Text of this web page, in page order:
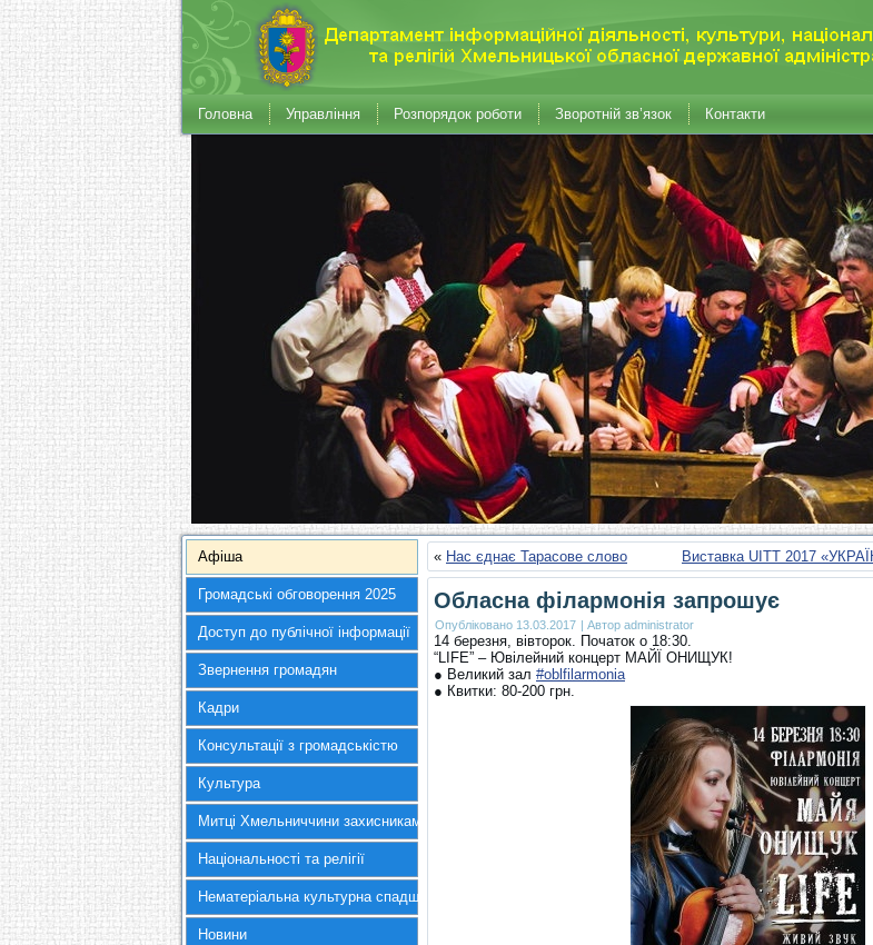
Головна Управління Розпорядок роботи Зворотній зв’язок Контакти
Афіша
Громадські обговорення 2025
Доступ до публічної інформації
Звернення громадян
Кадри
Консультації з громадськістю
Культура
Митці Хмельниччини захисникам України
Національності та релігії
Нематеріальна культурна спадщина
Новини
« Нас єднає Тарасове слово Виставка UITT 2017
Обласна філармонія запрошує
Опубліковано 13.03.2017 | Автор administrator
14 березня, вівторок. Початок о 18:30.
“LIFE” – Ювілейний концерт МАЙЇ ОНИЩУК!
● Великий зал #oblfilarmonia
● Квитки: 80-200 грн.